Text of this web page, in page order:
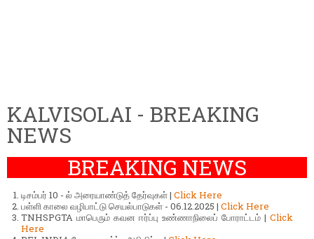
KALVISOLAI - BREAKING
NEWS
BREAKING NEWS
டிசம்பர் 10 - ல் அரையாண்டுத் தேர்வுகள் | Click Here
பள்ளி காலை வழிபாட்டு செயல்பாடுகள் - 06.12.2025 | Click Here
TNHSPGTA மாபெரும் கவன ஈர்ப்பு உண்ணாநிலைப் போராட்டம் | Click
Here